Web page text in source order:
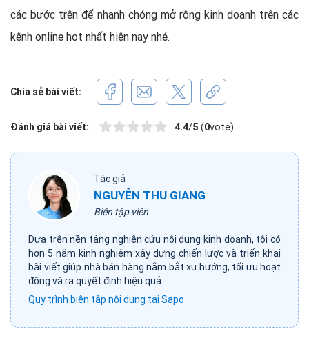
các bước trên để nhanh chóng mở rộng kinh doanh trên các
kênh online hot nhất hiện nay nhé.
Chia sẻ bài viết:
Đánh giá bài viết: 4.4/5 (0vote)
Tác giả
NGUYỄN THU GIANG
Biên tập viên
Dựa trên nền tảng nghiên cứu nội dung kinh doanh, tôi có
hơn 5 năm kinh nghiệm xây dựng chiến lược và triển khai
bài viết giúp nhà bán hàng nắm bắt xu hướng, tối ưu hoạt
động và ra quyết định hiệu quả.
Quy trình biên tập nội dung tại Sapo